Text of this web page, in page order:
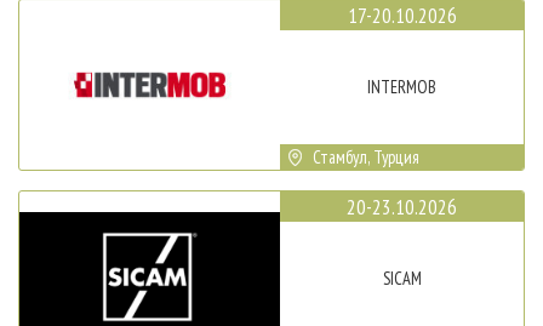
17-20.10.2026
INTERMOB
Стамбул, Турция
20-23.10.2026
SICAM